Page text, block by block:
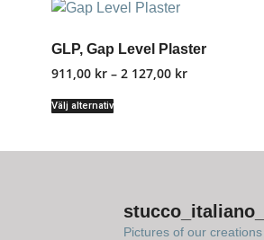
GLP, Gap Level Plaster
911,00 kr – 2 127,00 kr
Välj alternativ
Pictures of our